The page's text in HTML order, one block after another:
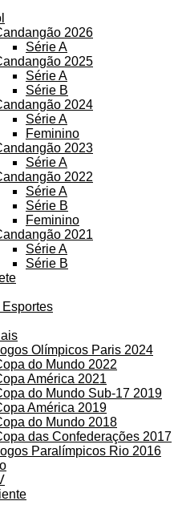
2026
Série A
2025
Série A
Série B
2024
Série A
Feminino
2023
Série A
2022
Série A
Série B
Feminino
2021
Série A
Série B
Esportes
Olímpicos Paris 2024
do Mundo 2022
América 2021
do Mundo Sub-17 2019
América 2019
do Mundo 2018
das Confederações 2017
Paralímpicos Rio 2016